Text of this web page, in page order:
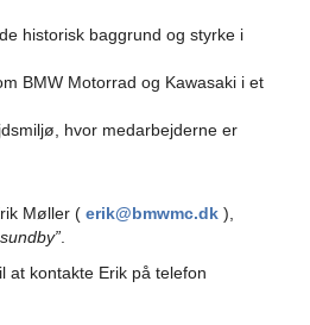
historisk baggrund og styrke i
BMW Motorrad og Kawasaki i et
hvor medarbejderne er
Møller ( erik@bmwmc.dk ),
at kontakte Erik på telefon